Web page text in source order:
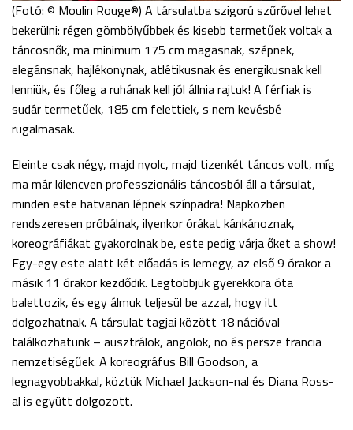
(Fotó: © Moulin Rouge®) A társulatba szigorú szűrővel lehet
bekerülni: régen gömbölyűbbek és kisebb termetűek voltak a
táncosnők, ma minimum 175 cm magasnak, szépnek,
elegánsnak, hajlékonynak, atlétikusnak és energikusnak kell
lenniük, és főleg a ruhának kell jól állnia rajtuk! A férfiak is
sudár termetűek, 185 cm felettiek, s nem kevésbé
rugalmasak.
Eleinte csak négy, majd nyolc, majd tizenkét táncos volt, míg
ma már kilencven professzionális táncosból áll a társulat,
minden este hatvanan lépnek színpadra! Napközben
rendszeresen próbálnak, ilyenkor órákat kánkánoznak,
koreográfiákat gyakorolnak be, este pedig várja őket a show!
Egy-egy este alatt két előadás is lemegy, az első 9 órakor a
másik 11 órakor kezdődik. Legtöbbjük gyerekkora óta
balettozik, és egy álmuk teljesül be azzal, hogy itt
dolgozhatnak. A társulat tagjai között 18 nációval
találkozhatunk – ausztrálok, angolok, no és persze francia
nemzetiségűek. A koreográfus Bill Goodson, a
legnagyobbakkal, köztük Michael Jackson-nal és Diana Ross-
al is együtt dolgozott.